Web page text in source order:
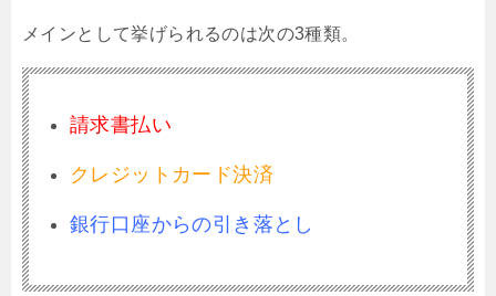
メインとして挙げられるのは次の3種類。
請求書払い
クレジットカード決済
銀行口座からの引き落とし